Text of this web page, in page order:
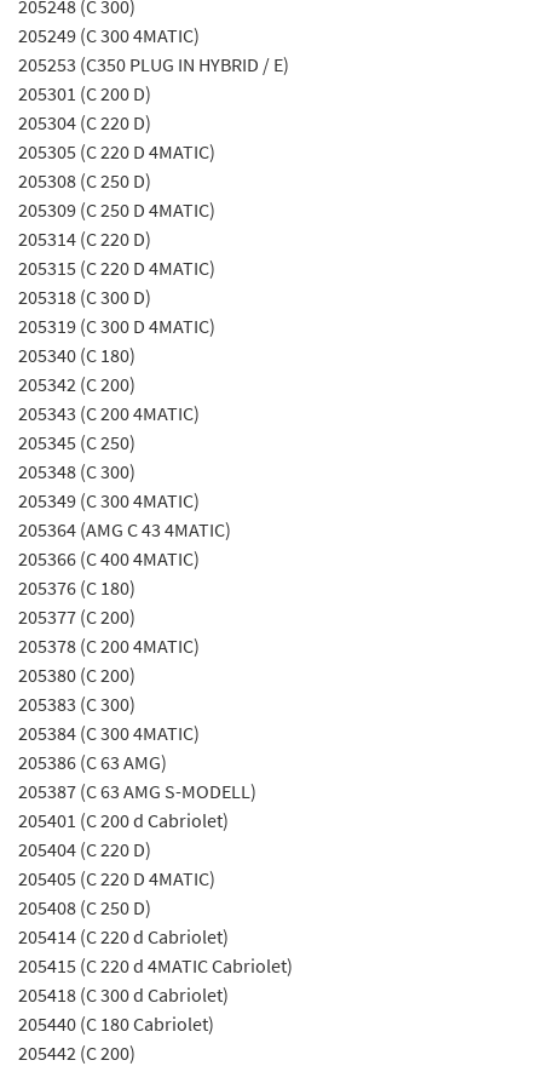
205248 (C 300)
205249 (C 300 4MATIC)
205253 (C350 PLUG IN HYBRID / E)
205301 (C 200 D)
205304 (C 220 D)
205305 (C 220 D 4MATIC)
205308 (C 250 D)
205309 (C 250 D 4MATIC)
205314 (C 220 D)
205315 (C 220 D 4MATIC)
205318 (C 300 D)
205319 (C 300 D 4MATIC)
205340 (C 180)
205342 (C 200)
205343 (C 200 4MATIC)
205345 (C 250)
205348 (C 300)
205349 (C 300 4MATIC)
205364 (AMG C 43 4MATIC)
205366 (C 400 4MATIC)
205376 (C 180)
205377 (C 200)
205378 (C 200 4MATIC)
205380 (C 200)
205383 (C 300)
205384 (C 300 4MATIC)
205386 (C 63 AMG)
205387 (C 63 AMG S-MODELL)
205401 (C 200 d Cabriolet)
205404 (C 220 D)
205405 (C 220 D 4MATIC)
205408 (C 250 D)
205414 (C 220 d Cabriolet)
205415 (C 220 d 4MATIC Cabriolet)
205418 (C 300 d Cabriolet)
205440 (C 180 Cabriolet)
205442 (C 200)